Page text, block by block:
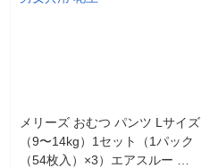
メリーズ おむつ パンツ Lサイズ
（9〜14kg）1セット（1パック
（54枚入）×3）エアスルー 男